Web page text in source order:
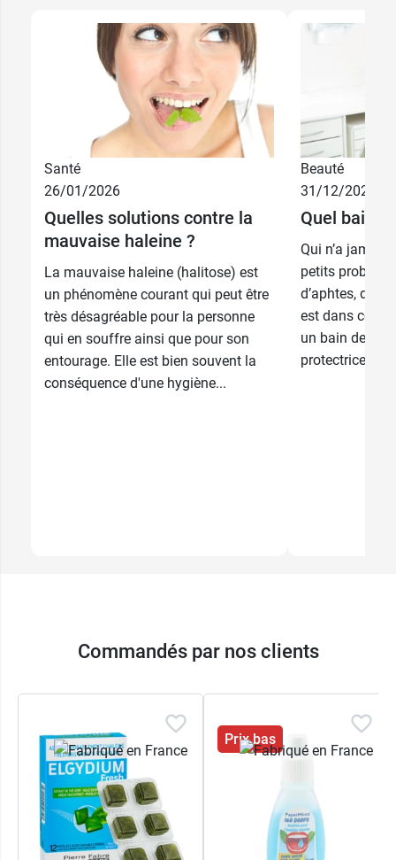
Santé
26/01/2026
Quelles solutions contre la
mauvaise haleine ?
La mauvaise haleine (halitose) est
un phénomène courant qui peut être
très désagréable pour la personne
qui en souffre ainsi que pour son
entourage. Elle est bien souvent la
conséquence d'une hygiène...
Beauté
31/12/2025
Quel bain
Qui n’a
petits
d’aphtes, de
est dans ces
un bain de
protectrice,
Commandés par nos clients
Prix bas